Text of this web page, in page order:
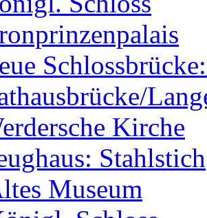
Kirche
Stahlstich
Museum